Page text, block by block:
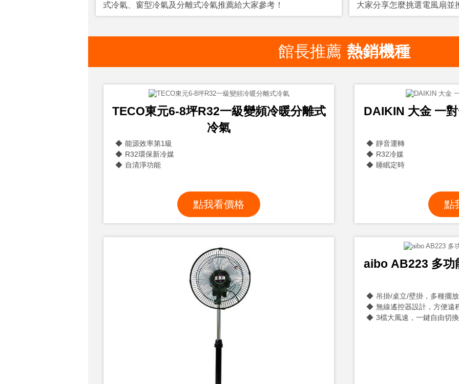
式冷氣、窗型冷氣及分離式冷氣推薦給大家參考！
大家分享怎麼挑選電風扇
館長推薦 熱銷機種
TECO東元6-8坪R32一級變頻冷暖分離式
冷氣
能源效率第1級
R32環保新冷媒
自清淨功能
點我看價格
DAIKIN 大金 一
靜音運轉
R32冷媒
睡眠定時
點
aibo AB223 多功
吊掛/桌立/壁掛，多種擺
無線遙控器設計，方便遠
3檔大風速，一鍵自由切換